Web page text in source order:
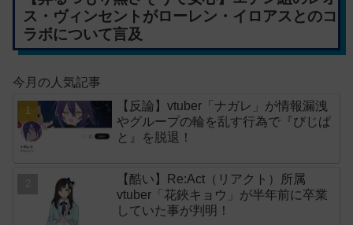
ス・ヴィンセントがローレン・イロアスとのコ
ラボについて言及
今月の人気記事
【反論】vtuber「ナガレ」が情報漏洩
やグループの輪を乱す行為で『びじぱ
と』を脱退！
【酷い】Re:Act（リアクト）所属
vtuber「花鋏キョウ」が半年前に卒業
していた事が判明！